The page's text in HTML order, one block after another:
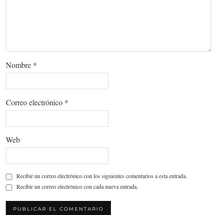
Nombre *
Correo electrónico *
Web
Recibir un correo electrónico con los siguientes comentarios a esta entrada.
Recibir un correo electrónico con cada nueva entrada.